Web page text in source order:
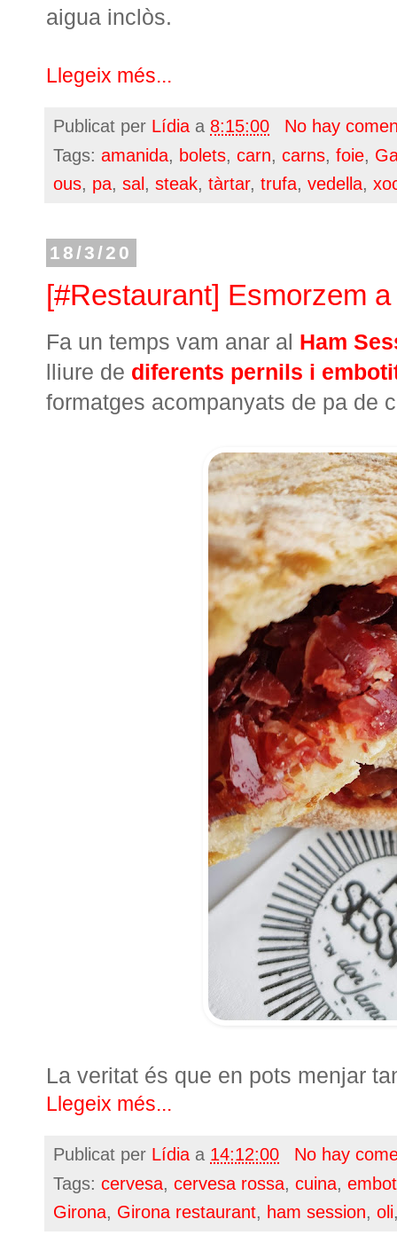
aigua inclòs.
Llegeix més...
Publicat per Lídia a 8:15:00
No hay
Tags: amanida, bolets, carn, carns, foie,
ous, pa, sal , steak, tàrtar, trufa, vedella,
18/3/20
[#Restaurant] Esmorzem
Fa un temps vam anar al Ham
lliure de diferents pernils i
formatges acompanyats de pa de
La veritat és que en pots menjar
Llegeix més...
Publicat per Lídia a 14:12:00
No hay
Tags: cervesa, cervesa rossa, cuina,
Girona, Girona restaurant, ham session, oli